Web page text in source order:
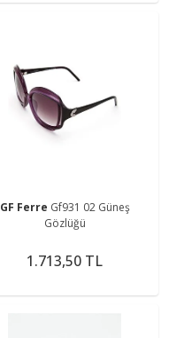
GF Ferre Gf931 02 Güneş
Gözlüğü
1.713,50 TL